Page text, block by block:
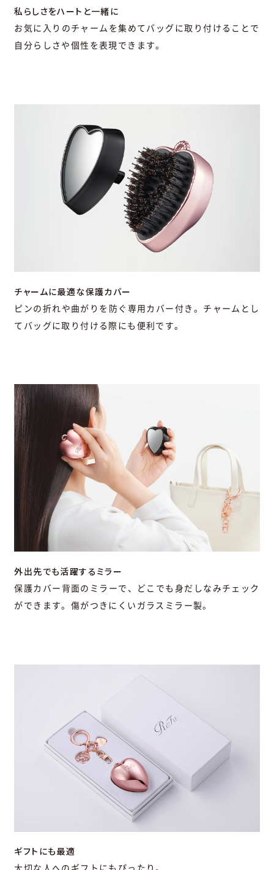
私らしさをハートと一緒に
お気に入りのチャームを集めてバッグに取り付けることで
自分らしさや個性を表現できます。
チャームに最適な保護カバー
ピンの折れや曲がりを防ぐ専用カバー付き。チャームとし
てバッグに取り付ける際にも便利です。
外出先でも活躍するミラー
保護カバー背面のミラーで、どこでも身だしなみチェック
ができます。 傷がつきにくいガラスミラー製。
ギフトにも最適